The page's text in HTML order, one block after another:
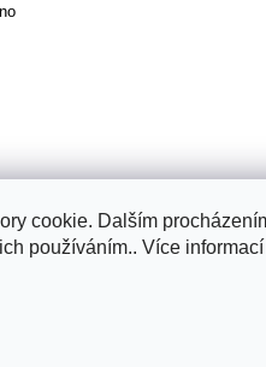
cookie. Dalším
používáním.. Více informací